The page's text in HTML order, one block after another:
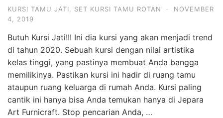
KURSI TAMU JATI SET KURSI TAMU ROTAN ·
NOVEMBER
4, 2019
Butuh Kursi Jati!!! Ini dia kursi yang akan menjadi trend
di tahun 2020. Sebuah kursi dengan nilai artistika
kelas tinggi, yang pastinya membuat Anda bangga
memilikinya. Pastikan kursi ini hadir di ruang tamu
ataupun ruang keluarga di rumah Anda. Kursi paling
cantik ini hanya bisa Anda temukan hanya di Jepara
Art Furnicraft. Stop pencarian Anda, …